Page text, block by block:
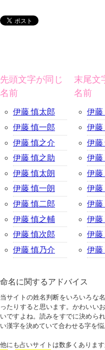
先頭文字が同じ
名前
伊藤 慎太郎
伊藤 慎一郎
伊藤 慎之介
伊藤 慎之助
伊藤 慎太朗
伊藤 慎一朗
伊藤 慎二郎
伊藤 慎之輔
伊藤 慎次郎
伊藤 慎乃介
末尾文
名前
伊藤
伊藤
伊藤
伊藤
伊藤
伊藤
伊藤
伊藤
伊藤
伊藤
命名に関するアドバイス
当サイトの姓名判断をいろいろな
ったりすると思います。かわいい
いですよね。読みをすでに決めら
い漢字を決めていて合わせる字を
他にも占いサイトは数多くありま